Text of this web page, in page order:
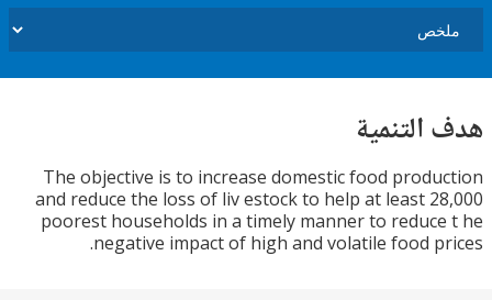
The objective is to increase domestic food
and reduce the loss of liv estock to help at least
poorest households in a timely manner to
negative impact of high and volatile food